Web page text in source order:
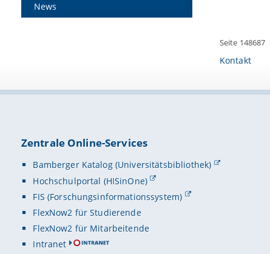
News
Seite 148687
Kontakt
Zentrale Online-Services
Bamberger Katalog (Universitätsbibliothek)
Hochschulportal (HISinOne)
FIS (Forschungsinformationssystem)
FlexNow2 für Studierende
FlexNow2 für Mitarbeitende
Intranet